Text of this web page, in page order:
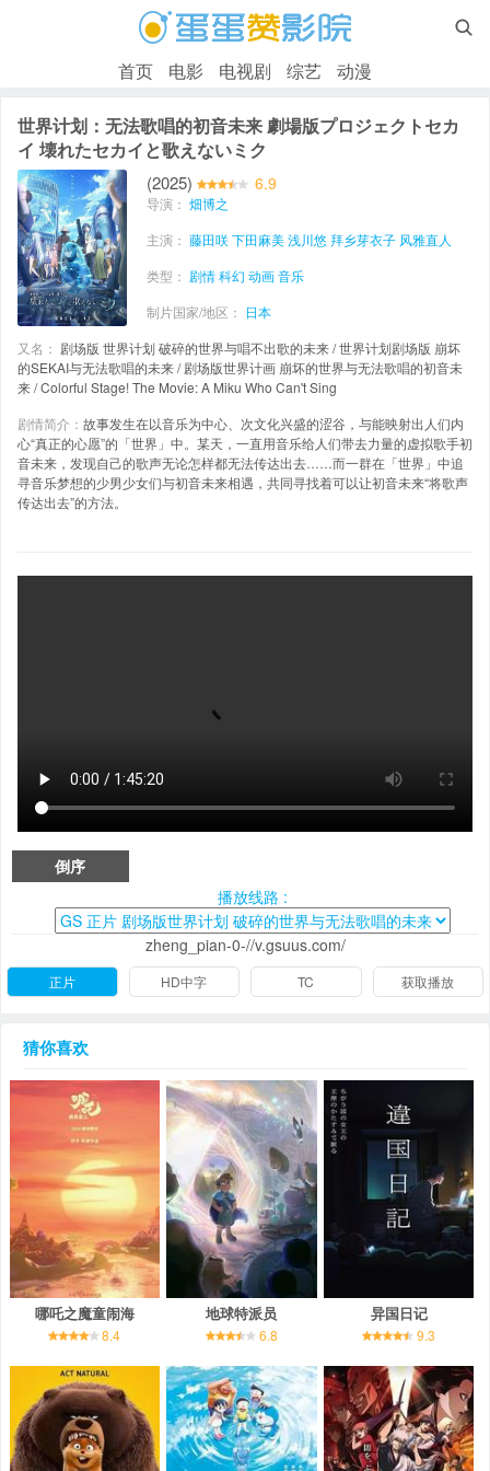

首页 电影 电视剧 综艺 动漫
世界计划：无法歌唱的初音未来 劇場版プロジェクトセカ
イ 壊れたセカイと歌えないミク
(2025) 6.9
导演： 畑博之
主演： 藤田咲下田麻美浅川悠拜乡芽衣子 风雅直人
类型： 剧情科幻 动画音乐
制片国家/地区： 日本
又名： 剧场版 世界计划 破碎的世界与唱不出歌的未来 / 世界计划剧场版 崩坏
的SEKAI与无法歌唱的未来 / 剧场版世界计画 崩坏的世界与无法歌唱的初音未
来 / Colorful Stage! The Movie: A Miku Who Can't Sing
剧情简介： 故事发生在以音乐为中心、次文化兴盛的涩谷，与能映射出人们内
心“真正的心愿”的「世界」中。某天，一直用音乐给人们带去力量的虚拟歌手初
音未来，发现自己的歌声无论怎样都无法传达出去……而一群在「世界」中追
寻音乐梦想的少男少女们与初音未来相遇，共同寻找着可以让初音未来“将歌声
传达出去”的方法。
倒序
播放线路 :
zheng_pian-0-//v.gsuus.com/
正片 HD中字 TC 获取播放
猜你喜欢
哪吒之魔童闹海
8.4
地球特派员
6.8
异国日记
9.3